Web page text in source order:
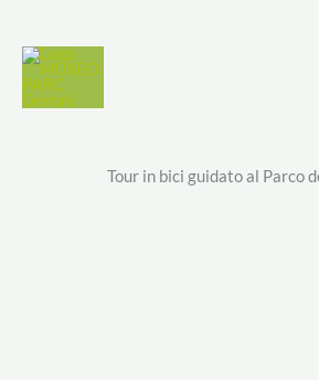
contenuto
Tour in bici guidato al Parco